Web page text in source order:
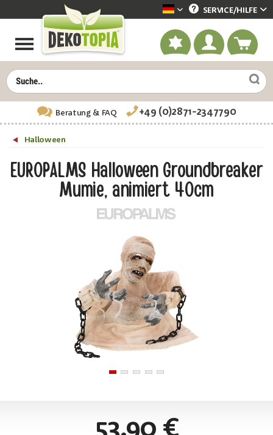
Dekotopia deutsch
SERVICE/HILFE
Beratung& FAQ +49 (0)2871-2347790
Halloween
EUROPALMS Halloween Groundbreaker
Mumie, animiert 40cm